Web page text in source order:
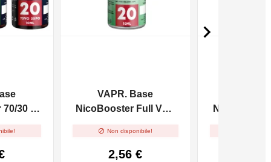
30 -
VAPR. Base
NicoBooster Full VG -
 Non disponibile!
2,56 €
